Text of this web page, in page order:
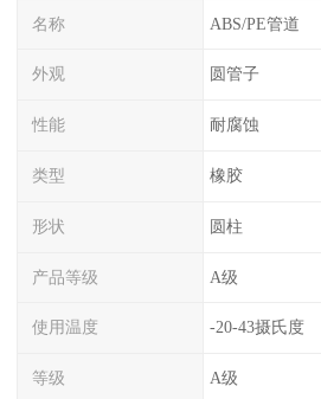
名称 ABS/PE管道
外观 圆管子
性能 耐腐蚀
类型 橡胶
形状 圆柱
产品等级 A级
使用温度 -20-43摄氏度
等级 A级